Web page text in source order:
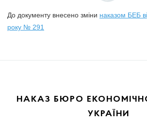
До документу внесено зміни наказом БЕБ
року № 291
НАКАЗ БЮРО
УКРАЇНИ